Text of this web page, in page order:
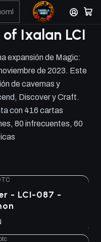
transferencias por Whatsapp
Ixalan LCI
expansión de Magic:
de 2023. Este
de cavernas y
Discover y Craft.
con 416 cartas
80 infrecuentes, 60
- LCI-087 -